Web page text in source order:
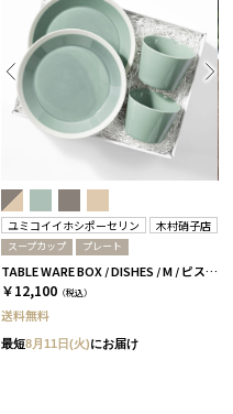
ユミコイイホシポーセリン 木村硝子店
スープカップ プレート
TABLE WARE BOX / DISHES / M / ピスタチオグリーン［イイホシユミコ×木村硝子店］
￥12,100 （税込）
送料無料
最短8月11日(火)にお届け